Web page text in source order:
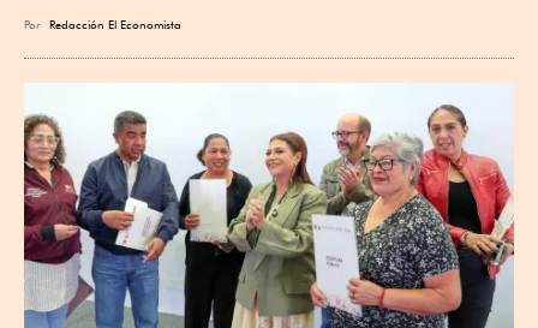
Por Redacción El Economista